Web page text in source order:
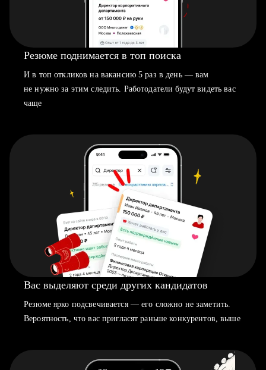
Резюме поднимается в топ поиска
И в топ откликов на вакансию 5 раз в день — вам
не нужно за этим следить. Работодатели будут видеть вас
чаще
Вас выделяют среди других кандидатов
Резюме ярко подсвечивается — его сложно не заметить.
Вероятность, что вас пригласят раньше конкурентов, выше